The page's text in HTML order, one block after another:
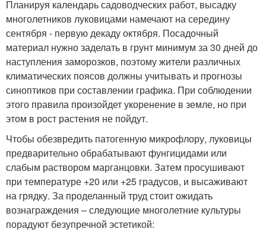
Планируя календарь садоводческих работ, высадку
многолетников луковицами намечают на середину
сентября - первую декаду октября. Посадочный
материал нужно заделать в грунт минимум за 30 дней до
наступления заморозков, поэтому жители различных
климатических поясов должны учитывать и прогнозы
синоптиков при составлении графика. При соблюдении
этого правила произойдет укоренение в земле, но при
этом в рост растения не пойдут.
Чтобы обезвредить патогенную микрофлору, луковицы
предварительно обрабатывают фунгицидами или
слабым раствором марганцовки. Затем просушивают
при температуре +20 или +25 градусов, и высаживают
на грядку. За проделанный труд стоит ожидать
вознаграждения – следующие многолетние культуры
порадуют безупречной эстетикой: